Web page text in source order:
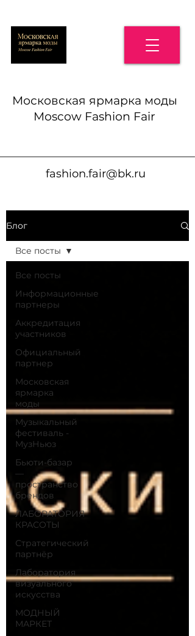
Московская ярмарка моды
Moscow Fashion Fair
fashion.fair@bk.ru
Блог
Все посты
Информационные
партнеры
Аккредитация
участников
Официальный
партнер
Московская
ярмарка
моды
Музыкальный
фестиваль -
МузНьюз
Бьюти-базар
—
пространство
брендов
ЛАБОРАТОРИЯ
КРАСОТЫ
Стратегический
партнёр
Лаборатория
визуального
искусства
МОДНЫЙ
МАРКЕТ
Все посты